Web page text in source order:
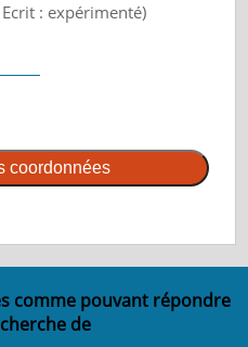
: expérimenté)
coordonnées
comme pouvant répondre
de